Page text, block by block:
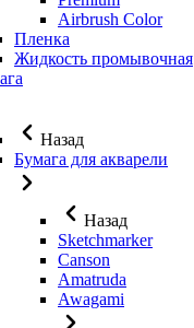
Airbrush Color
Пленка
Жидкость промывочная
Назад
Бумага для акварели
Назад
Sketchmarker
Canson
Amatruda
Awagami